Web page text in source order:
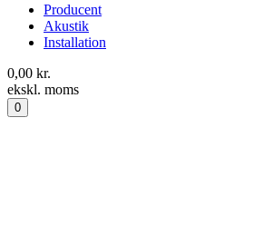
Producent
Akustik
Installation
0,00 kr.
ekskl. moms
0